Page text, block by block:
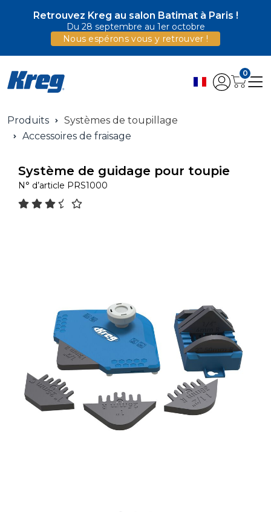
Retrouvez Kreg au salon Batimat à Paris !
Du 28 septembre au 1er octobre
Nous espérons vous y retrouver !
0
Produits
Systèmes de toupillage
Accessoires de fraisage
Système de guidage pour toupie
N° d’article PRS1000